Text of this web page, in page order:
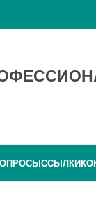
ССЫЛКИ